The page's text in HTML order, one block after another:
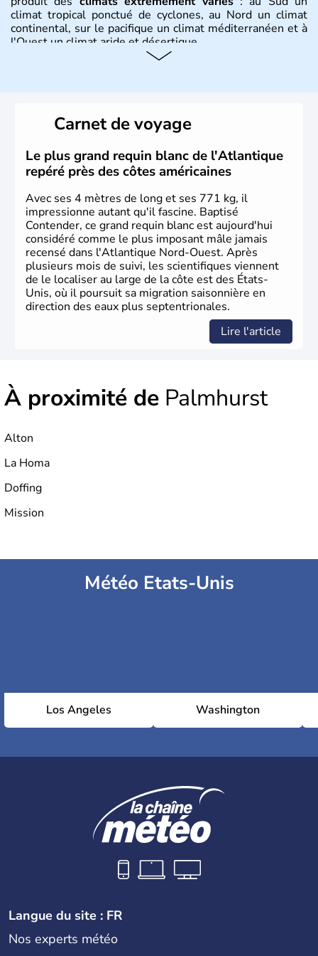
climat tropical ponctué de cyclones, au Nord un climat
continental, sur le pacifique un climat méditerranéen et à
l'Ouest un climat aride et désertique.
Plusieurs populations se sont succédées avant l'arrivée
des européens, suite à la découverte du continent par
Christophe Colomb en 1492. Les 13 colonies
britanniques proclament la Déclaration d'indépendance
en 1776 et adoptent leur première constitution en 1787.
La conquête de l'Ouest marque ensuite l'entrée dans une
phase de développement intense.
Carnet de voyage
Le plus grand requin blanc de l'Atlantique
repéré près des côtes américaines
Avec ses 4 mètres de long et ses 771 kg, il
impressionne autant qu'il fascine. Baptisé
Contender, ce grand requin blanc est aujourd'hui
considéré comme le plus imposant mâle jamais
recensé dans l'Atlantique Nord-Ouest. Après
plusieurs mois de suivi, les scientifiques viennent
de le localiser au large de la côte est des États-
Unis, où il poursuit sa migration saisonnière en
direction des eaux plus septentrionales.
Lire l'article
À proximité de Palmhurst
Alton
La Homa
Doffing
Mission
Météo Etats-Unis
Los Angeles Washington
Langue du site : FR
Nos experts météo